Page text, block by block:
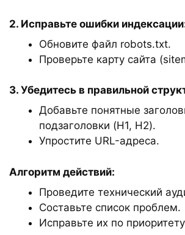
2. Исправьте ошибки
Обновите файл robots.txt.
Проверьте карту сайта
3. Убедитесь в правильной
Добавьте понятные
подзаголовки (H1, H2).
Упростите URL-адреса.
Алгоритм действий:
Проведите технический
Составьте список проблем.
Исправьте их по